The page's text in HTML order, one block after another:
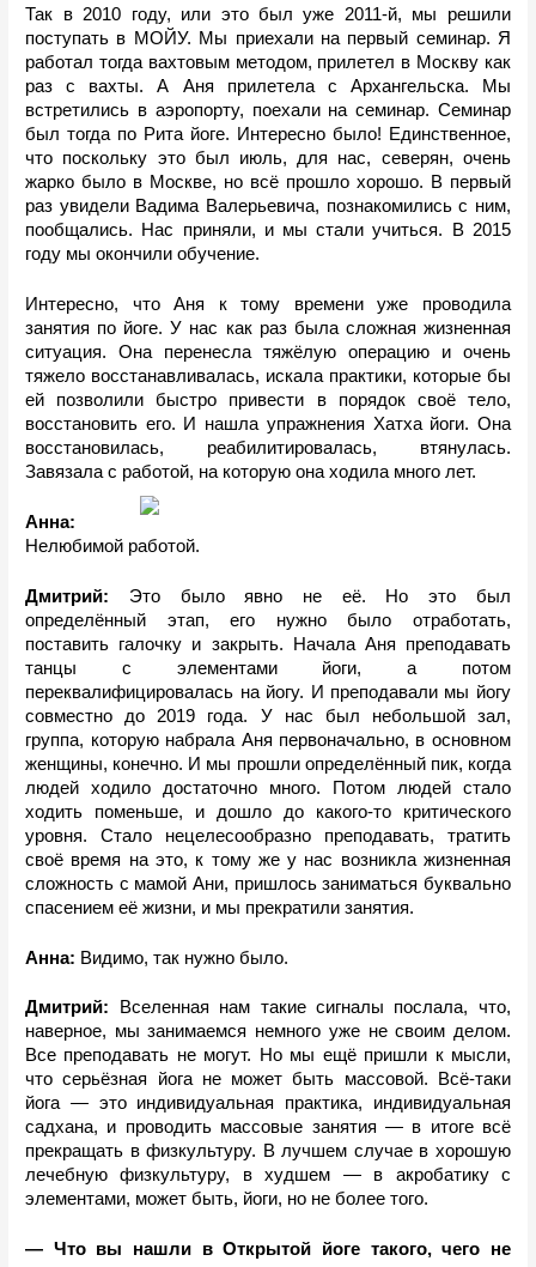
Так в 2010 году, или это был уже 2011-й, мы решили
поступать в МОЙУ. Мы приехали на первый семинар. Я
работал тогда вахтовым методом, прилетел в Москву как
раз с вахты. А Аня прилетела с Архангельска. Мы
встретились в аэропорту, поехали на семинар. Семинар
был тогда по Рита йоге. Интересно было! Единственное,
что поскольку это был июль, для нас, северян, очень
жарко было в Москве, но всё прошло хорошо. В первый
раз увидели Вадима Валерьевича, познакомились с ним,
пообщались. Нас приняли, и мы стали учиться. В 2015
году мы окончили обучение.
Интересно, что Аня к тому времени уже проводила
занятия по йоге. У нас как раз была сложная жизненная
ситуация. Она перенесла тяжёлую операцию и очень
тяжело восстанавливалась, искала практики, которые бы
ей позволили быстро привести в порядок своё тело,
восстановить его. И нашла упражнения Хатха йоги. Она
восстановилась, реабилитировалась, втянулась.
Завязала с работой, на которую она ходила много лет.
Нелюбимой работой.
Дмитрий: Это было явно не её. Но это был
определённый этап, его нужно было отработать,
поставить галочку и закрыть. Начала Аня преподавать
танцы с элементами йоги, а потом
переквалифицировалась на йогу. И преподавали мы йогу
совместно до 2019 года. У нас был небольшой зал,
группа, которую набрала Аня первоначально, в основном
женщины, конечно. И мы прошли определённый пик, когда
людей ходило достаточно много. Потом людей стало
ходить поменьше, и дошло до какого-то критического
уровня. Стало нецелесообразно преподавать, тратить
своё время на это, к тому же у нас возникла жизненная
сложность с мамой Ани, пришлось заниматься буквально
спасением её жизни, и мы прекратили занятия.
Анна: Видимо, так нужно было.
Дмитрий: Вселенная нам такие сигналы послала, что,
наверное, мы занимаемся немного уже не своим делом.
Все преподавать не могут. Но мы ещё пришли к мысли,
что серьёзная йога не может быть массовой. Всё-таки
йога — это индивидуальная практика, индивидуальная
садхана, и проводить массовые занятия — в итоге всё
прекращать в физкультуру. В лучшем случае в хорошую
лечебную физкультуру, в худшем — в акробатику с
элементами, может быть, йоги, но не более того.
— Что вы нашли в Открытой йоге такого, чего не